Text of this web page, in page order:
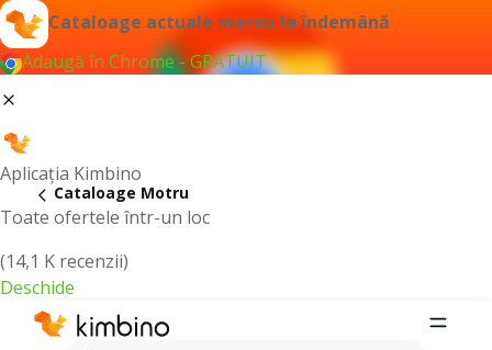
Cataloage actuale mereu la îndemână
Adaugă în Chrome - GRATUIT
Aplicația Kimbino
Toate ofertele într-un loc
(14,1 K recenzii)
Deschide
Cataloage Motru